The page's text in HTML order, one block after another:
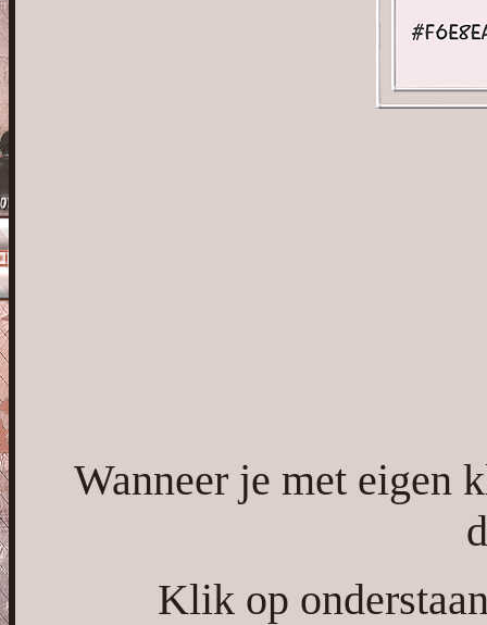
Wanneer je met eigen
Klik op